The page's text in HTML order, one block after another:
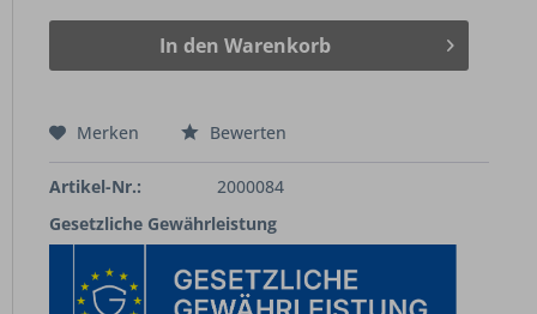
In den Warenkorb
Merken Bewerten
Artikel-Nr.:
2000084
Gesetzliche Gewährleistung